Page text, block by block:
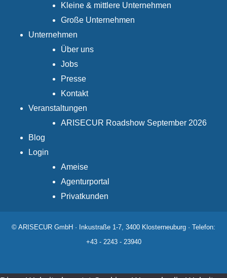
Kleine & mittlere Unternehmen
Große Unternehmen
Unternehmen
Über uns
Jobs
Presse
Kontakt
Veranstaltungen
ARISECUR Roadshow September 2026
Blog
Login
Ameise
Agenturportal
Privatkunden
© ARISECUR GmbH · Inkustraße 1-7, 3400 Klosterneuburg · Telefon:
+43 - 2243 - 23940